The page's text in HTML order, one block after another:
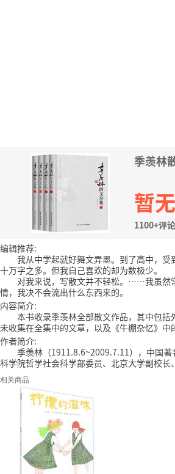
季羡林
暂
1100+评论
编辑推荐:
我从中学起就好舞文弄墨。到了高中，受
十万字之多。但我自己喜欢的却为数极少。
对我来说，写散文并不轻松。……我虽然
情，我决不会流出什么东西来的。
内容简介:
本书收录季羡林全部散文作品，其中包括
未收集在全集中的文章，以及《牛棚杂忆》中
作者简介:
季羡林（1911.8.6~2009.7.11），中国著
科学院哲学社会科学部委员、北京大学副校长
相关商品